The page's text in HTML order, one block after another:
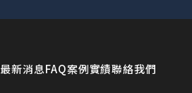
最新消息FAQ案例實績聯絡我們